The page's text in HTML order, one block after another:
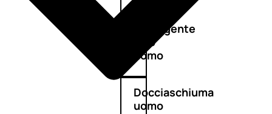
Detergente
viso
uomo
Docciaschiuma
uomo